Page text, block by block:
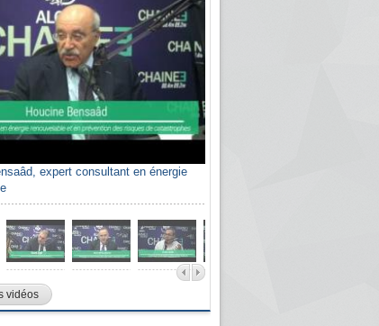
expert consultant en énergie
vidéos